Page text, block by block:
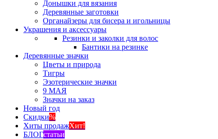
Донышки для вязания
Деревянные заготовки
Органайзеры для бисера и игольницы
Украшения и аксессуары
Резинки и заколки для волос
Бантики на резинке
Деревянные значки
Цветы и природа
Тигры
Эзотерические значки
9 МАЯ
Значки на заказ
Новый год
Скидки%
Хиты продажХит!
БЛОГстатьи